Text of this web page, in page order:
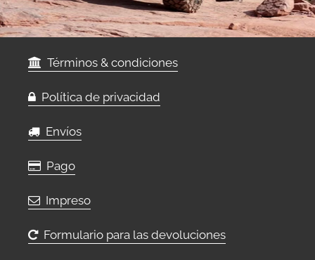
Términos & condiciones
Política de privacidad
Envíos
Pago
Impreso
Formulario para las devoluciones